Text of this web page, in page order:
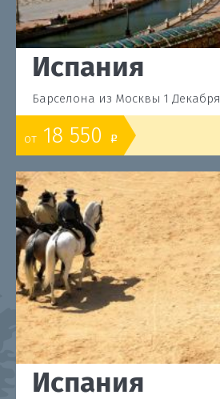
Испания
Барселона из Москвы 1 Декабря
от 18 550 o
Испания